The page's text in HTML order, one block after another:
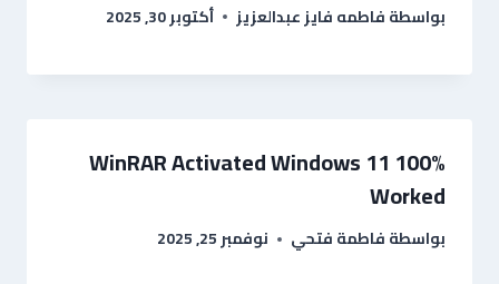
بواسطةفاطمه فايز عبدالعزيز أكتوبر 30, 2025
WinRAR Activated Windows 11 100%
Worked
بواسطةفاطمة فتحي نوفمبر 25, 2025